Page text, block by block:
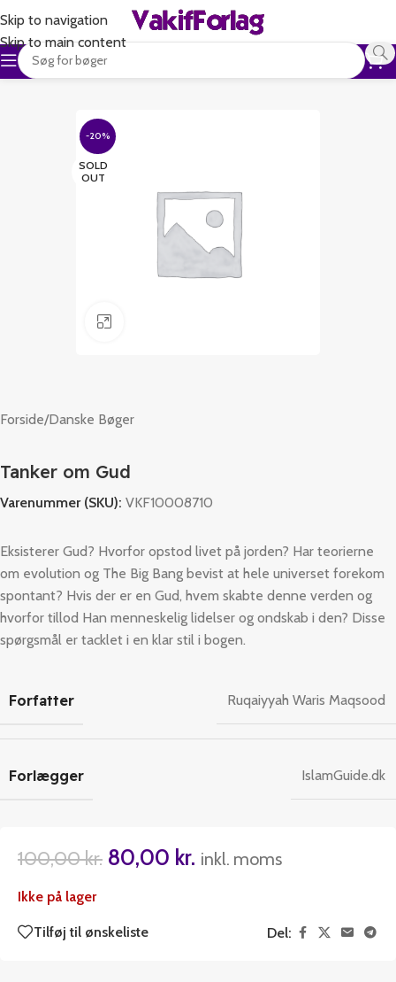
Skip to navigation
Skip to main content
-20%
SOLD
OUT
Forside/Danske Bøger
Tanker om Gud
Varenummer (SKU): VKF10008710
Eksisterer Gud? Hvorfor opstod livet på jorden? Har teorierne
om evolution og The Big Bang bevist at hele universet forekom
spontant? Hvis der er en Gud, hvem skabte denne verden og
hvorfor tillod Han menneskelig lidelser og ondskab i den? Disse
spørgsmål er tacklet i en klar stil i bogen.
Forfatter Ruqaiyyah Waris Maqsood
Forlægger IslamGuide.dk
100,00kr. 80,00 kr. inkl. moms
Ikke på lager
Tilføj til ønskeliste Del: